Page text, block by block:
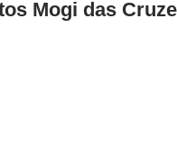
Mogi das